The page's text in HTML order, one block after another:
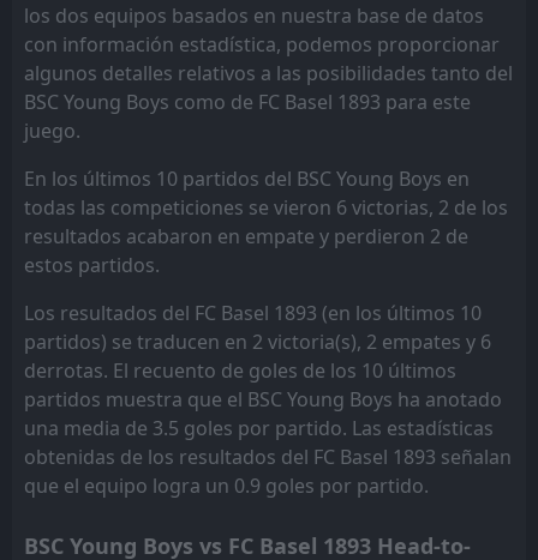
los dos equipos basados en nuestra base de datos
con información estadística, podemos proporcionar
algunos detalles relativos a las posibilidades tanto del
BSC Young Boys como de FC Basel 1893 para este
juego.
En los últimos 10 partidos del BSC Young Boys en
todas las competiciones se vieron 6 victorias, 2 de los
resultados acabaron en empate y perdieron 2 de
estos partidos.
Los resultados del FC Basel 1893 (en los últimos 10
partidos) se traducen en 2 victoria(s), 2 empates y 6
derrotas. El recuento de goles de los 10 últimos
partidos muestra que el BSC Young Boys ha anotado
una media de 3.5 goles por partido. Las estadísticas
obtenidas de los resultados del FC Basel 1893 señalan
que el equipo logra un 0.9 goles por partido.
BSC Young Boys vs FC Basel 1893 Head-to-